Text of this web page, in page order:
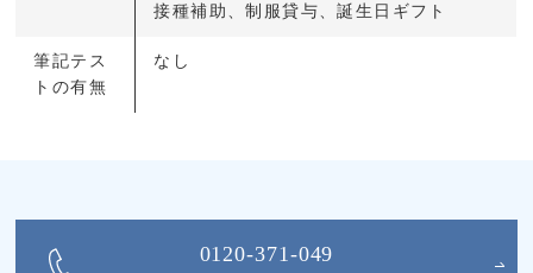
接種補助、制服貸与、誕生日ギフト
筆記テス
トの有無
なし
0120-371-049